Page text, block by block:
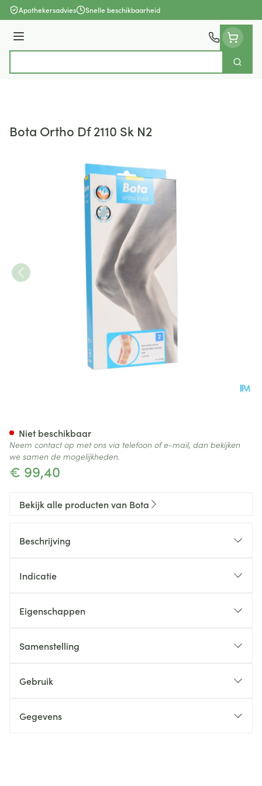
Ga naar de inhoud
Apothekersadvies Snelle beschikbaarheid
Menu
Zoek
Bota Ortho Df 2110 Sk N2
€ 99,40
Niet beschikbaar
Neem contact op met ons via telefoon of e-mail, dan bekijken
we samen de mogelijkheden.
Bekijk alle producten van Bota
Beschrijving
Indicatie
Eigenschappen
Samenstelling
Gebruik
Gegevens